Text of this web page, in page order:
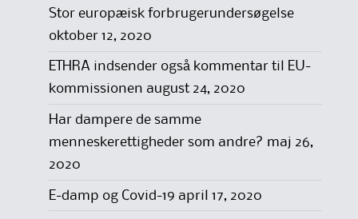
Stor europæisk forbrugerundersøgelse
oktober 12, 2020
ETHRA indsender også kommentar til EU-
kommissionen august 24, 2020
Har dampere de samme
menneskerettigheder som andre? maj 26,
2020
E-damp og Covid-19 april 17, 2020